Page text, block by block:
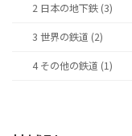
2 日本の地下鉄 (3)
3 世界の鉄道 (2)
4 その他の鉄道 (1)